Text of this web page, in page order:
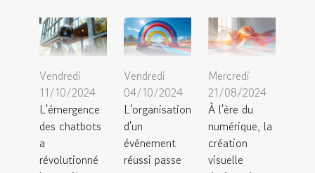
Vendredi
11/10/2024
L'émergence
des chatbots
a
révolutionné
Vendredi
04/10/2024
L'organisation
d'un
événement
réussi passe
Mercredi
21/08/2024
À l'ère du
numérique, la
création
visuelle